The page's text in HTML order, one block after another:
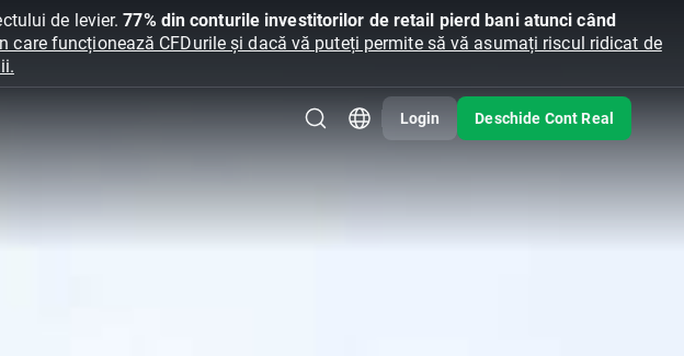
de levier.77% din conturile investitorilor de retail pierd bani atunci când
care funcționează CFDurile și dacă vă puteți permite să vă asumați riscul ridicat de
Login Deschide Cont Real